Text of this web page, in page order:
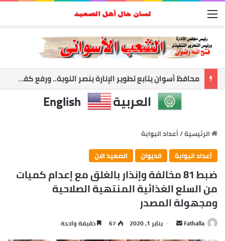
محافظ أسوان يتابع تطوير الإنارة بنصر النوبة.. ورفع كفاءة الطرق لخدمة المواطنين
العربية English
الرئيسية/أعداد البوابة
أعداد البوابة
الديوان الصعيد الان
ضبط 81 مخالفة وإنذار بالغلق مع إعدام كميات
من السلع الغذائية المنتهية الصلاحية
ومجهولة المصدر
Fathalla يناير 1, 2020 67 دقيقة واحدة